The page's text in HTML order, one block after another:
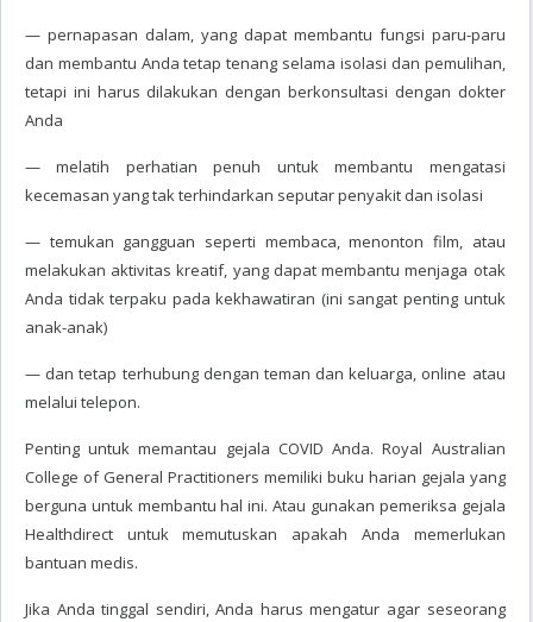
— pernapasan dalam, yang dapat membantu fungsi paru-paru
dan membantu Anda tetap tenang selama isolasi dan pemulihan,
tetapi ini harus dilakukan dengan berkonsultasi dengan dokter
Anda
— melatih perhatian penuh untuk membantu mengatasi
kecemasan yang tak terhindarkan seputar penyakit dan isolasi
— temukan gangguan seperti membaca, menonton film, atau
melakukan aktivitas kreatif, yang dapat membantu menjaga otak
Anda tidak terpaku pada kekhawatiran (ini sangat penting untuk
anak-anak)
— dan tetap terhubung dengan teman dan keluarga, online atau
melalui telepon.
Penting untuk memantau gejala COVID Anda. Royal Australian
College of General Practitioners memiliki buku harian gejala yang
berguna untuk membantu hal ini. Atau gunakan pemeriksa gejala
Healthdirect untuk memutuskan apakah Anda memerlukan
bantuan medis.
Jika Anda tinggal sendiri, Anda harus mengatur agar seseorang